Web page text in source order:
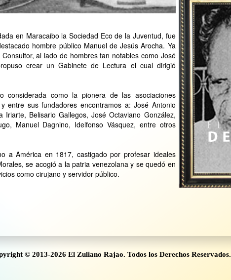
en Maracaibo la Sociedad Eco de la Juventud, fue
hombre público Manuel de Jesús Arocha. Ya
al lado de hombres tan notables como José
crear un Gabinete de Lectura el cual dirigió
como la pionera de las asociaciones
entre sus fundadores encontramos a: José Antonio
Belisario Gallegos, José Octaviano González,
Manuel Dagnino, Idelfonso Vásquez, entre otros
a América en 1817, castigado por profesar ideales
se acogió a la patria venezolana y se quedó en
como cirujano y servidor público.
© 2013-2026 El Zuliano Rajao. Todos los Derechos Reservados.